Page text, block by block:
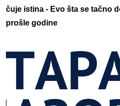
čuje istina - Evo šta se tačno
prošle godine